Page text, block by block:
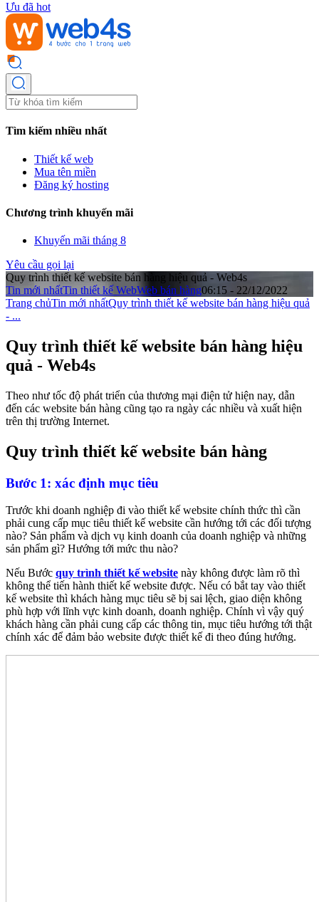
Ưu đã hot
Tìm kiếm nhiều nhất
Thiết kế web
Mua tên miền
Đăng ký hosting
Chương trình khuyến mãi
Khuyến mãi tháng 8
Yêu cầu gọi lại
Quy trình thiết kế website bán hàng hiệu quả - Web4s
Tin mới nhấtTin thiết kế WebWeb bán hàng06:15 - 22/12/2022
Trang chủTin mới nhấtQuy trình thiết kế website bán hàng hiệu quả
- ...
Quy trình thiết kế website bán hàng hiệu
quả - Web4s
Theo như tốc độ phát triển của thương mại điện tử hiện nay, dẫn
đến các website bán hàng cũng tạo ra ngày các nhiều và xuất hiện
trên thị trường Internet.
Quy trình thiết kế website bán hàng
Bước 1: xác định mục tiêu
Trước khi doanh nghiệp đi vào thiết kế website chính thức thì cần
phải cung cấp mục tiêu thiết kế website cần hướng tới các đối tượng
nào? Sản phẩm và dịch vụ kinh doanh của doanh nghiệp và những
sản phẩm gì? Hướng tới mức thu nào?
Nếu Bước quy trình thiết kế website này không được làm rõ thì
không thể tiến hành thiết kế website được. Nếu có bắt tay vào thiết
kế website thì khách hàng mục tiêu sẽ bị sai lệch, giao diện không
phù hợp với lĩnh vực kinh doanh, doanh nghiệp. Chính vì vậy quý
khách hàng cần phải cung cấp các thông tin, mục tiêu hướng tới thật
chính xác để đảm bảo website được thiết kế đi theo đúng hướng.